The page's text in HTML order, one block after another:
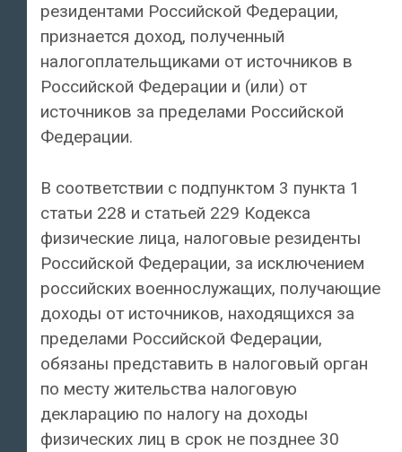
резидентами Российской Федерации,
признается доход, полученный
налогоплательщиками от источников в
Российской Федерации и (или) от
источников за пределами Российской
Федерации.
В соответствии с подпунктом 3 пункта 1
статьи 228 и статьей 229 Кодекса
физические лица, налоговые резиденты
Российской Федерации, за исключением
российских военнослужащих, получающие
доходы от источников, находящихся за
пределами Российской Федерации,
обязаны представить в налоговый орган
по месту жительства налоговую
декларацию по налогу на доходы
физических лиц в срок не позднее 30